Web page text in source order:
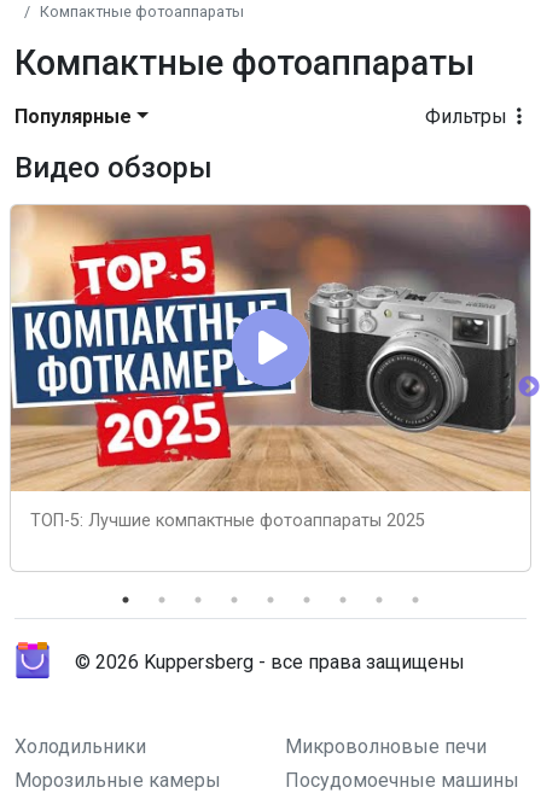
Компактные фотоаппараты
Компактные фотоаппараты
Фильтры
Популярные
Видео обзоры
ТОП-5: Лучшие компактные фотоаппараты 2025
© 2026 Kuppersberg - все права защищены
Холодильники
Микроволновые печи
Морозильные камеры
Посудомоечные машины